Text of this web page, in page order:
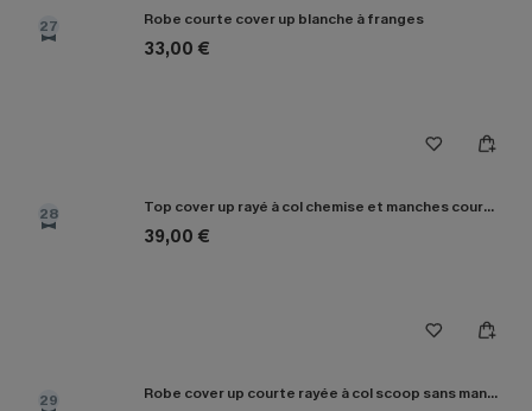
27 Robe courte cover up blanche à franges
33,00 €
28 Top cover up rayé à col chemise et manches courtes
39,00 €
29 Robe cover up courte rayée à col scoop sans manches